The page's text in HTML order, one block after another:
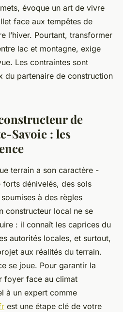
évoque un art de vivre
face aux tempêtes de
l’hiver. Pourtant, transformer
lac et montagne, exige
Les contraintes sont
du partenaire de construction
de
Savoie : les
terrain a son caractère -
dénivelés, des sols
à des règles
constructeur local ne se
: il connaît les caprices du
autorités locales, et surtout,
aux réalités du terrain.
se joue. Pour garantir la
foyer face au climat
à un expert comme
est une étape clé de votre